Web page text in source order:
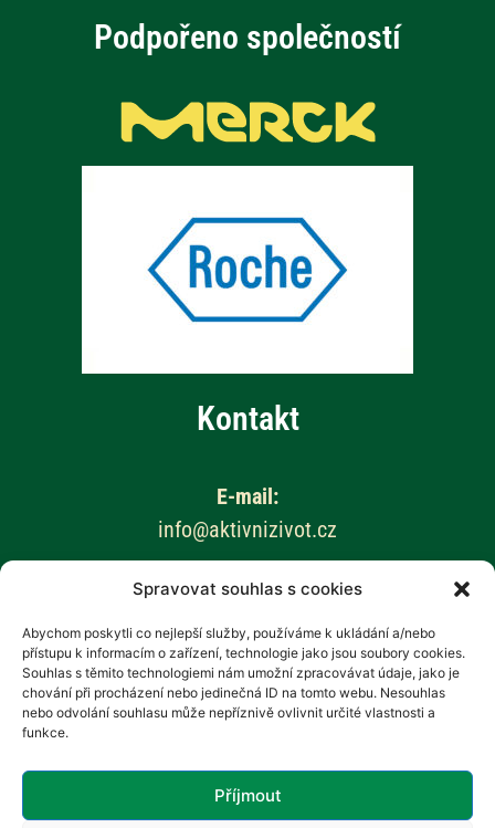
Spravovat souhlas s cookies
Abychom poskytli co nejlepší služby, používáme k ukládání a/nebo
přístupu k informacím o zařízení, technologie jako jsou soubory cookies.
Souhlas s těmito technologiemi nám umožní zpracovávat údaje, jako je
chování při procházení nebo jedinečná ID na tomto webu. Nesouhlas
nebo odvolání souhlasu může nepříznivě ovlivnit určité vlastnosti a
funkce.
Příjmout
Podpořeno společností
Kontakt
E-mail:
info@aktivnizivot.cz
Odborní garanti:
Prof. MUDr. Eva Kubala Havrdová, CSc.
Prim. MUDr. Marta Vachová
Web provozuje: